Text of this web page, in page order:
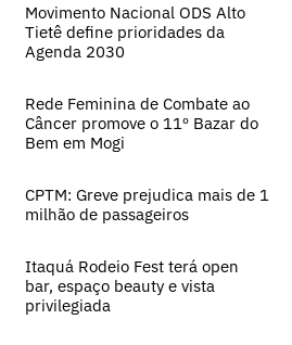
Movimento Nacional ODS Alto
Tietê define prioridades da
Agenda 2030
Rede Feminina de Combate ao
Câncer promove o 11º Bazar do
Bem em Mogi
CPTM: Greve prejudica mais de 1
milhão de passageiros
Itaquá Rodeio Fest terá open
bar, espaço beauty e vista
privilegiada